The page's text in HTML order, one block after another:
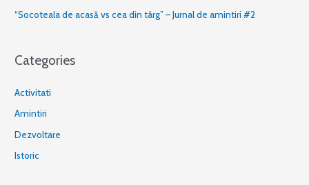
“Socoteala de acasă vs cea din târg” – Jurnal de amintiri #2
Categories
Activitati
Amintiri
Dezvoltare
Istoric